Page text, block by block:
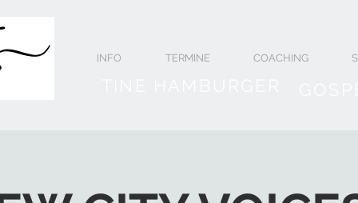
INFO TERMINE COACHING